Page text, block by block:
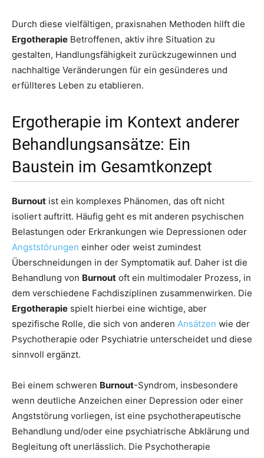
Durch diese vielfältigen, praxisnahen Methoden hilft die
Ergotherapie Betroffenen, aktiv ihre Situation zu
gestalten, Handlungsfähigkeit zurückzugewinnen und
nachhaltige Veränderungen für ein gesünderes und
erfüllteres Leben zu etablieren.
Ergotherapie im Kontext anderer
Behandlungsansätze: Ein
Baustein im Gesamtkonzept
Burnout ist ein komplexes Phänomen, das oft nicht
isoliert auftritt. Häufig geht es mit anderen psychischen
Belastungen oder Erkrankungen wie Depressionen oder
Angststörungen einher oder weist zumindest
Überschneidungen in der Symptomatik auf. Daher ist die
Behandlung von Burnout oft ein multimodaler Prozess, in
dem verschiedene Fachdisziplinen zusammenwirken. Die
Ergotherapie spielt hierbei eine wichtige, aber
spezifische Rolle, die sich von anderen Ansätzen wie der
Psychotherapie oder Psychiatrie unterscheidet und diese
sinnvoll ergänzt.
Bei einem schweren Burnout-Syndrom, insbesondere
wenn deutliche Anzeichen einer Depression oder einer
Angststörung vorliegen, ist eine psychotherapeutische
Behandlung und/oder eine psychiatrische Abklärung und
Begleitung oft unerlässlich. Die Psychotherapie